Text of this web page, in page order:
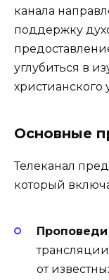
канала
поддержку
углубиться в
христианского
Основные
Телеканал
который
от